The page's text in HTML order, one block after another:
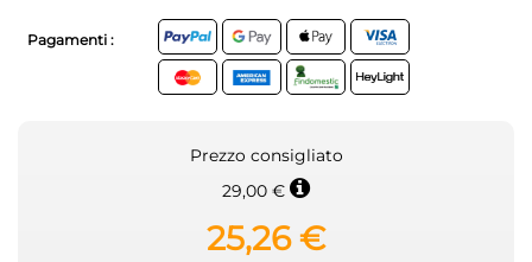
Pagamenti :
Prezzo consigliato
29,00 €
25,26 €